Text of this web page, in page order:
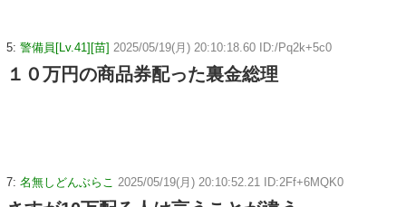
5: 警備員[Lv.41][苗] 2025/05/19(月) 20:10:18.60 ID:/Pq2k+5c0
１０万円の商品券配った裏金総理
7: 名無しどんぶらこ 2025/05/19(月) 20:10:52.21 ID:2Ff+6MQK0